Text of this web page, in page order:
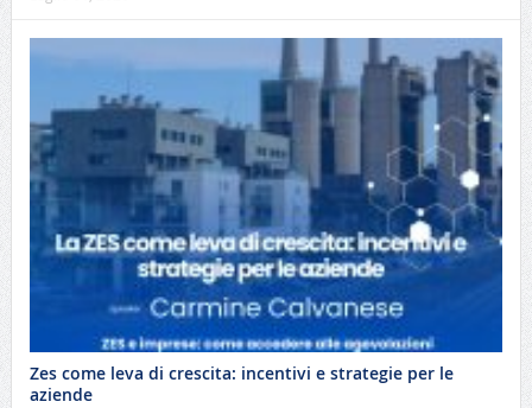
Zes come leva di crescita: incentivi e strategie per le
aziende